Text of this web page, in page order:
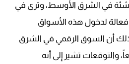
في الشرق الأوسط، وترى في
فعالة لدخول هذه الأسواق
أن السوق الرقمي في الشرق
والتوقعات تشير إلى أنه